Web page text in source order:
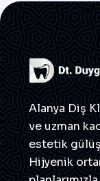
Alanya Diş
ve uzman
estetik
Hijyenik